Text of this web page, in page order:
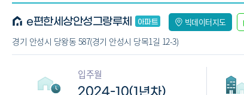
e편한세상안성그랑루체 빅데이터지도
경기 안성시 당왕동 587(경기 안성시 당목1길 12-3)
입주월
2024-10(1년차)